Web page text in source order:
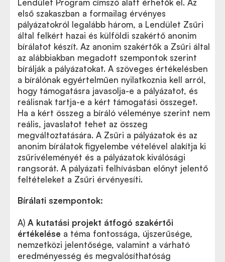
Lendület Program címszó alatt érhetők el. Az
első szakaszban a formailag érvényes
pályázatokról legalább három, a Lendület Zsűri
által felkért hazai és külföldi szakértő anonim
bírálatot készít. Az anonim szakértők a Zsűri által
az alábbiakban megadott szempontok szerint
bírálják a pályázatokat. A szöveges értékelésben
a bírálónak egyértelműen nyilatkoznia kell arról,
hogy támogatásra javasolja-e a pályázatot, és
reálisnak tartja-e a kért támogatási összeget.
Ha a kért összeg a bíráló véleménye szerint nem
reális, javaslatot tehet az összeg
megváltoztatására. A Zsűri a pályázatok és az
anonim bírálatok figyelembe vételével alakítja ki
zsűrivéleményét és a pályázatok kiválósági
rangsorát. A pályázati felhívásban előnyt jelentő
feltételeket a Zsűri érvényesíti.
Bírálati szempontok:
A) A kutatási projekt átfogó szakértői
értékelése a téma fontossága, újszerűsége,
nemzetközi jelentősége, valamint a várható
eredményesség és megvalósíthatóság